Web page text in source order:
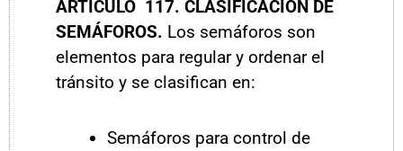
ARTÍCULO 117. CLASIFICACIÓN DE
SEMÁFOROS. Los semáforos son
elementos para regular y ordenar el
tránsito y se clasifican en:
Semáforos para control de